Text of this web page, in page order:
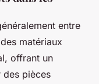
entre
matériaux
offrant un
pièces